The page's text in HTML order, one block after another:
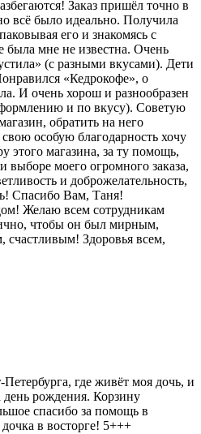
Заказ пришёл точно в
всё было идеально. Получила
его и знакомясь с
была мне не известна. Очень
(с разными вкусами). Дети
«Кедрокофе», о
И очень хорош и разнообразен
и по вкусу). Советую
обратить на него
особую благодарность хочу
этого магазина, за ту помощь,
выборе моего огромного заказа,
и доброжелательность,
Спасибо Вам, Таня!
Желаю всем сотрудникам
чтобы он был мирным,
Здоровья всем,
где живёт моя дочь, и
день рождения. Корзину
спасибо за помощь в
в восторге! 5+++